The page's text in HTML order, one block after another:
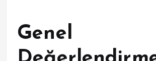
Genel